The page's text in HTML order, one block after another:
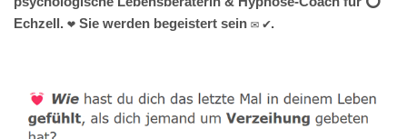
Echzell. ❤ Sie werden begeistert sein ✉ ✔.